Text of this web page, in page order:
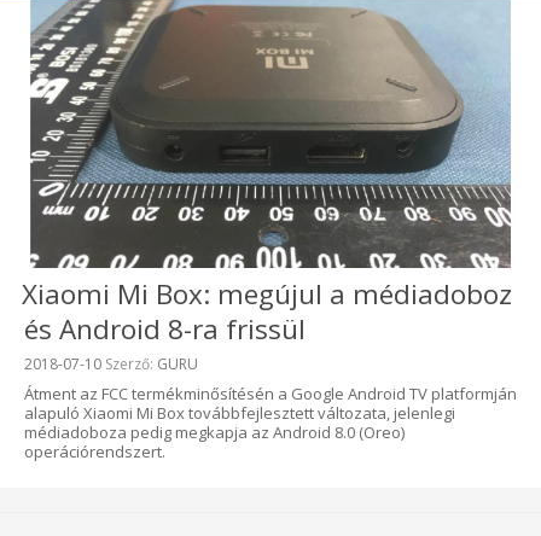
Xiaomi Mi Box: megújul a médiadoboz
és Android 8-ra frissül
Beküldve:
2018-07-10 Szerző: GURU
Átment az FCC termékminősítésén a Google Android TV platformján
alapuló Xiaomi Mi Box továbbfejlesztett változata, jelenlegi
médiadoboza pedig megkapja az Android 8.0 (Oreo)
operációrendszert.